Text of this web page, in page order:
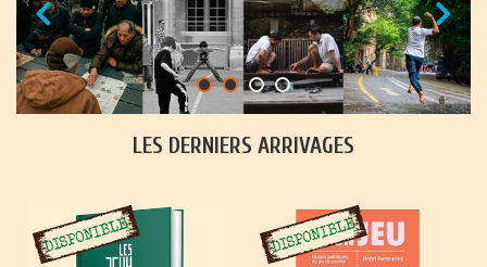
LES DERNIERS ARRIVAGES